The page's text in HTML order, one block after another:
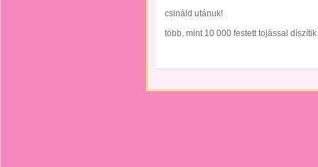
csináld utánuk!
több, mint 10 000 festett tojással